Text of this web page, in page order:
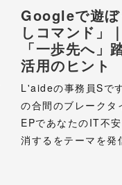
Googleで遊ぼ
しコマンド」
「一歩先へ」
活用のヒント
L'aideの事務員Sで
の合間のブレークタ
EPであなたのIT不
消するをテーマを